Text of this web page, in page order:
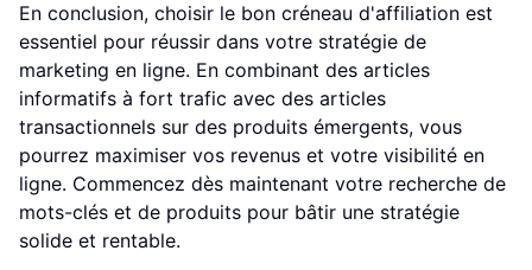
En conclusion, choisir le bon créneau d'affiliation est
essentiel pour réussir dans votre stratégie de
marketing en ligne. En combinant des articles
informatifs à fort trafic avec des articles
transactionnels sur des produits émergents, vous
pourrez maximiser vos revenus et votre visibilité en
ligne. Commencez dès maintenant votre recherche de
mots-clés et de produits pour bâtir une stratégie
solide et rentable.